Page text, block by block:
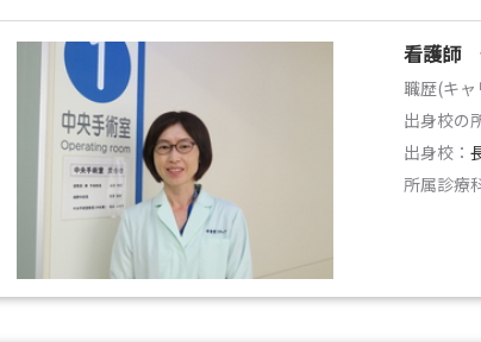
30～
明会・見学会」をご覧ください！
ていただくためにも、皆様のエントリーをお待ちしております
看護師
職歴(キャ
出身校の
出身校：
所属診療